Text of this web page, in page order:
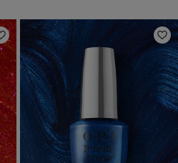
2637
avis
Ajouter aux favoris